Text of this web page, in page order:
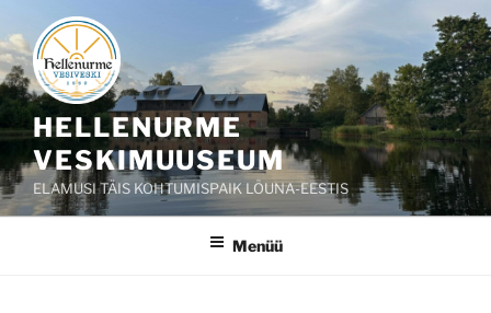
sisu
juurde
HELLENURME
VESKIMUUSEUM
ELAMUSI TÄIS KOHTUMISPAIK LÕUNA-EESTIS
Menüü